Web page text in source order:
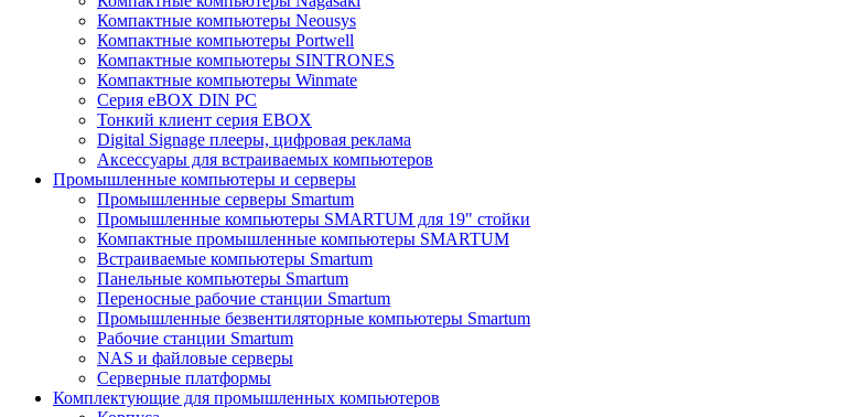
Компактные компьютеры Neousys
Компактные компьютеры Portwell
Компактные компьютеры SINTRONES
Компактные компьютеры Winmate
Серия eBOX DIN PC
Тонкий клиент серия EBOX
Digital Signage плееры, цифровая реклама
Аксессуары для встраиваемых компьютеров
Промышленные компьютеры и серверы
Промышленные серверы Smartum
Промышленные компьютеры SMARTUM для 19" стойки
Компактные промышленные компьютеры SMARTUM
Встраиваемые компьютеры Smartum
Панельные компьютеры Smartum
Переносные рабочие станции Smartum
Промышленные безвентиляторные компьютеры Smartum
Рабочие станции Smartum
NAS и файловые серверы
Серверные платформы
Комплектующие для промышленных компьютеров